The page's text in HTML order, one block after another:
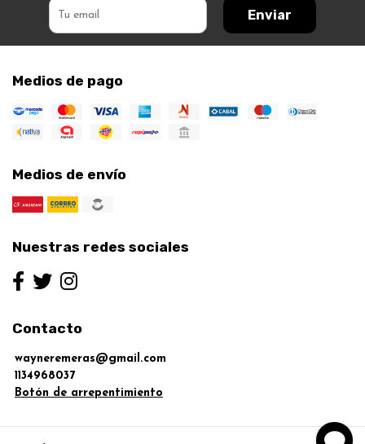
Enviar
Medios de pago
Medios de envío
Nuestras redes sociales
Contacto
wayneremeras@gmail.com
1134968037
Botón de arrepentimiento